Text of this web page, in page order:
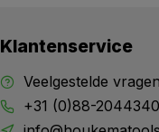
Klantenservice
Veelgestelde
+31 (0)88-2044340